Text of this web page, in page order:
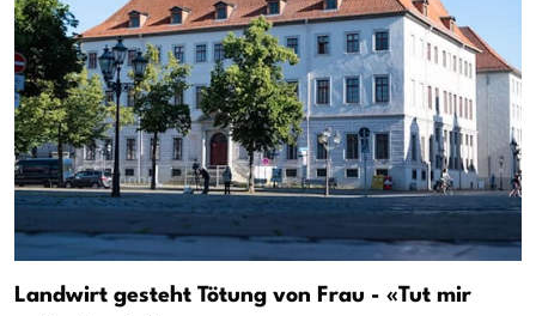
Landwirt gesteht Tötung von Frau - «Tut mir